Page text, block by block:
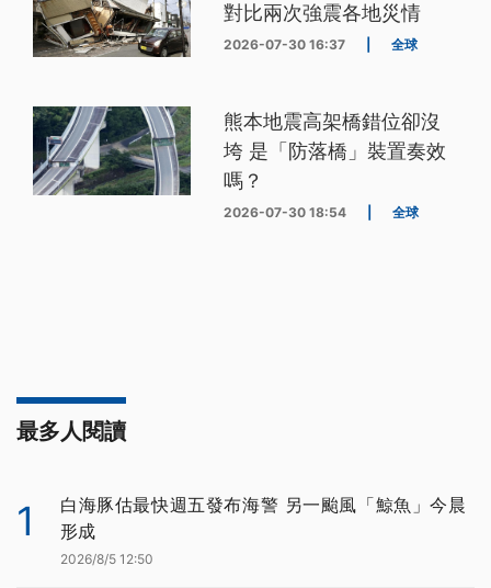
對比兩次強震各地災情
2026-07-30 16:37 全球
熊本地震高架橋錯位卻沒
垮 是「防落橋」裝置奏效
嗎？
2026-07-30 18:54 全球
最多人閱讀
1
白海豚估最快週五發布海警 另一颱風「鯨魚」今晨
形成
2026/8/5 12:50